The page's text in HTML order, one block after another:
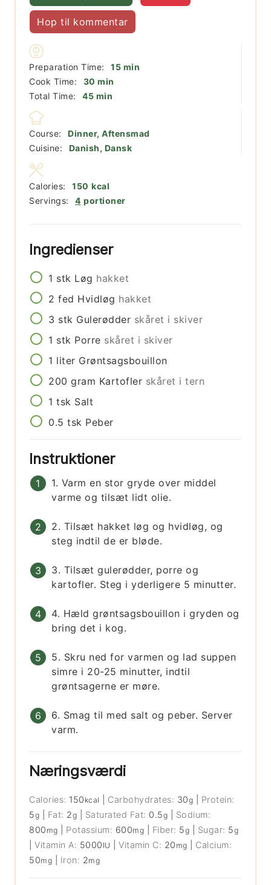
Hop til kommentar
Preparation Time: 15minutter
min
Cook Time:
30 minutter
min
Total Time:
45minutter
min
Course:
Dinner, Aftensmad
Cuisine:
Danish, Dansk
Servings: 4 portioner
Calories: 150 kcal
Ingredienser
1 stk Løg hakket
2 fed Hvidløg hakket
3 stk Gulerødder skåret i skiver
1 stk Porre skåret i skiver
1 liter Grøntsagsbouillon
200 gram Kartofler skåret i tern
1 tsk Salt
0.5 tsk Peber
Instruktioner
1. Varm en stor gryde over middel
varme og tilsæt lidt olie.
2. Tilsæt hakket løg og hvidløg, og
steg indtil de er bløde.
3. Tilsæt gulerødder, porre og
kartofler. Steg i yderligere 5 minutter.
4. Hæld grøntsagsbouillon i gryden og
bring det i kog.
5. Skru ned for varmen og lad suppen
simre i 20-25 minutter, indtil
grøntsagerne er møre.
6. Smag til med salt og peber. Server
varm.
Næringsværdi
Calories: 150 kcal Carbohydrates: 30g
Protein:
5g Fat: 2g Saturated Fat: 0.5g
Sodium:
800 mg Potassium: 600mg Fiber: 5g Sugar: 5g
|Vitamin A: 5000 IU |Vitamin C: 20 mg
Calcium:
50mg Iron: 2mg